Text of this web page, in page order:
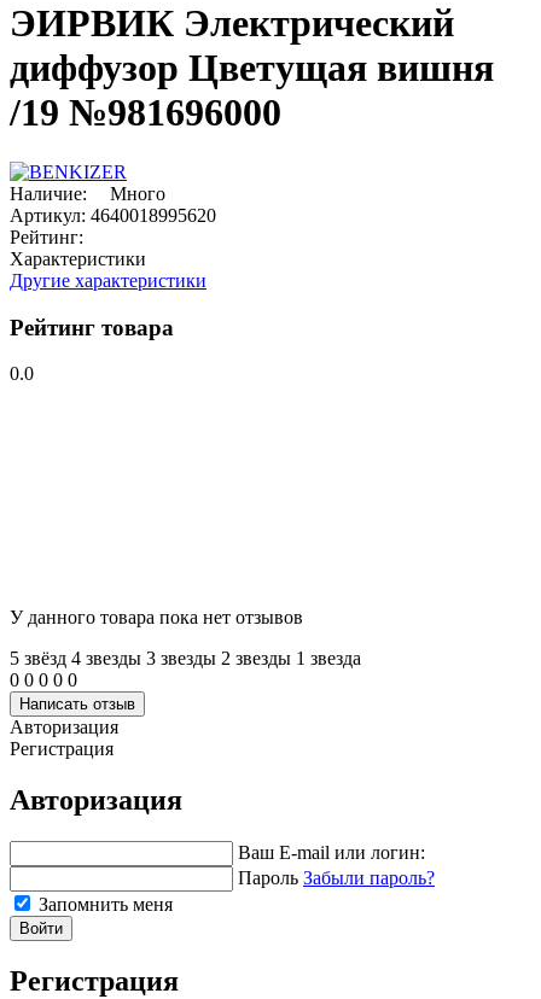
ЭИРВИК Электрический
диффузор Цветущая вишня
/19 №981696000
Наличие:
Много
Артикул: 4640018995620
Рейтинг:
Характеристики
Другие характеристики
Рейтинг товара
0.0
У данного товара пока нет отзывов
5 звёзд 4 звeзды 3 звeзды 2 звeзды 1 звeзда
0 0 0 0 0
Написать отзыв
Авторизация
Регистрация
Авторизация
Ваш E-mail или логин:
Пароль Забыли пароль?
Запомнить меня
Войти
Регистрация